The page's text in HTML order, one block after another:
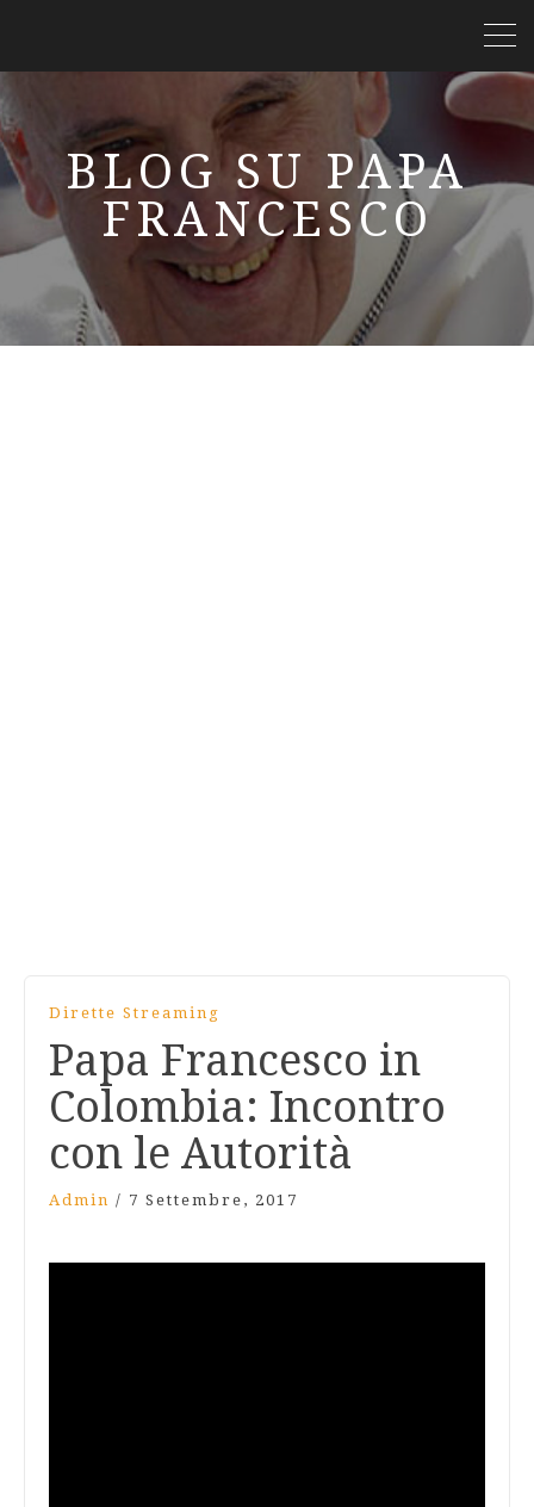
BLOG SU PAPA
FRANCESCO
Dirette Streaming
Papa Francesco in
Colombia: Incontro
con le Autorità
Admin / 7 Settembre, 2017